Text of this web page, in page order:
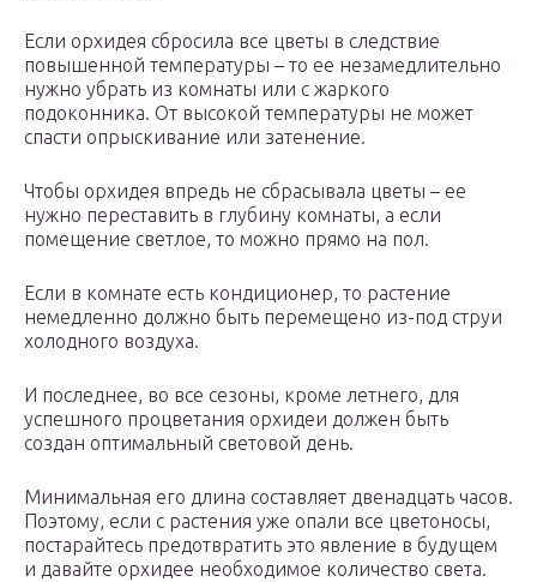
Если орхидея сбросила все цветы в следствие
повышенной температуры – то ее незамедлительно
нужно убрать из комнаты или с жаркого
подоконника. От высокой температуры не может
спасти опрыскивание или затенение.
Чтобы орхидея впредь не сбрасывала цветы – ее
нужно переставить в глубину комнаты, а если
помещение светлое, то можно прямо на пол.
Если в комнате есть кондиционер, то растение
немедленно должно быть перемещено из-под струи
холодного воздуха.
И последнее, во все сезоны, кроме летнего, для
успешного процветания орхидеи должен быть
создан оптимальный световой день.
Минимальная его длина составляет двенадцать часов.
Поэтому, если с растения уже опали все цветоносы,
постарайтесь предотвратить это явление в будущем
и давайте орхидее необходимое количество света.